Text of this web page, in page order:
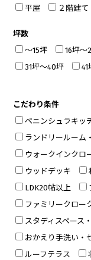
平屋
２階建て
坪数
～15坪
16坪～
31坪～40坪
こだわり条件
ペニンシュラキッ
ランドリールーム
ウォークインクロ
ウッドデッキ
LDK20帖以上
ファミリークロー
スタディスペース
おかえり手洗い・
ルーフテラス